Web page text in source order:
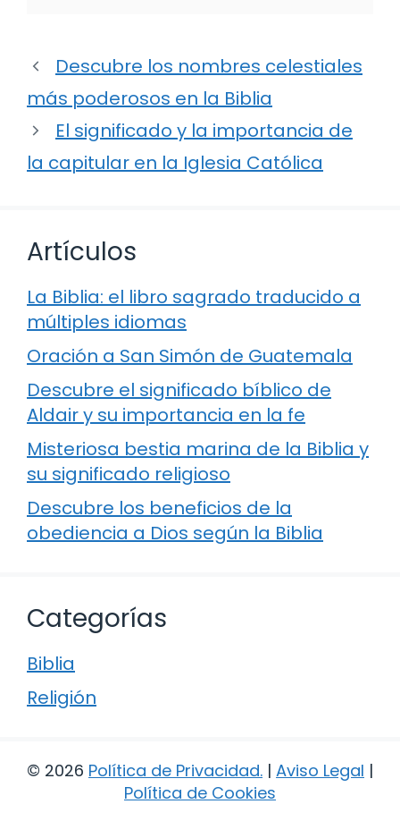
Descubre los nombres celestiales
más poderosos en la Biblia
El significado y la importancia de
la capitular en la Iglesia Católica
Artículos
La Biblia: el libro sagrado traducido a
múltiples idiomas
Oración a San Simón de Guatemala
Descubre el significado bíblico de
Aldair y su importancia en la fe
Misteriosa bestia marina de la Biblia y
su significado religioso
Descubre los beneficios de la
obediencia a Dios según la Biblia
Categorías
Biblia
Religión
© 2026 Política de Privacidad. | Aviso Legal |
Política de Cookies